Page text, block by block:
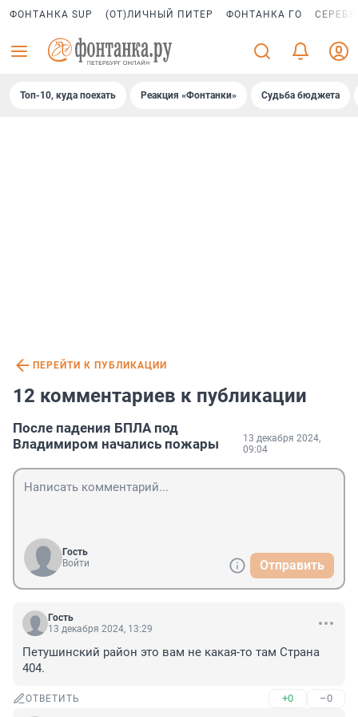
ФОНТАНКА SUP (ОТ)ЛИЧНЫЙ ПИТЕР ФОНТАНКА ГО
Топ-10, куда поехать Реакция «Фонтанки» Судьба бюджета
ПЕРЕЙТИ К ПУБЛИКАЦИИ
12 комментариев к публикации
После падения БПЛА под
Владимиром начались пожары
13 декабря 2024,
09:04
Гость
Войти
Отправить
Гость
13 декабря 2024, 13:29
Петушинский район это вам не какая-то там Страна
404.
ОТВЕТИТЬ +0 –0